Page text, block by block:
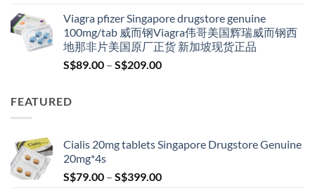
was:
S$100.00.
is:
S$79.00.
Viagra pfizer Singapore drugstore genuine
100mg/tab 威而钢Viagra伟哥美国辉瑞威而钢西
地那非片美国原厂正货 新加坡现货正品
S$89.00 – S$209.00Price
FEATURED
Cialis 20mg tablets Singapore Drugstore Genuine
20mg*4s
S$79.00 – S$399.00Price